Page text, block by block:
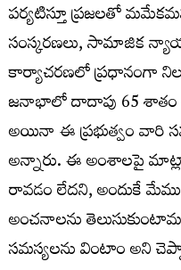
పర్యటిస్తూ ప్రజలతో
సంస్కరణలు, సామాజిక
కార్యాచరణలో ప్రధానంగా
జనాభాలో దాదాపు 65 శాతం
అయినా ఈ ప్రభుత్వం వారి
అన్నారు. ఈ అంశాలపై
రావడం లేదని, అందుకే మేము
అంచనాలను
సమస్యలను వింటాం అని